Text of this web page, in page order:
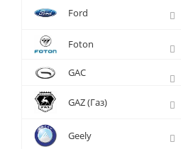
Ford
Foton
GAC
GAZ (Газ)
Geely